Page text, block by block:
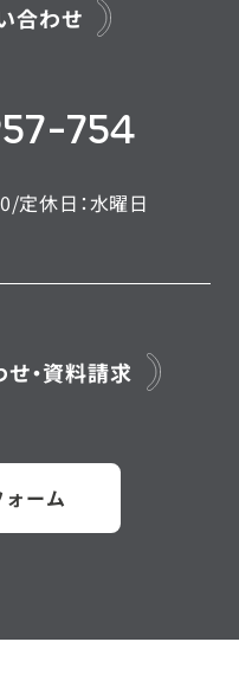
合わせ
754
定休日：水曜日
・資料請求
ーム